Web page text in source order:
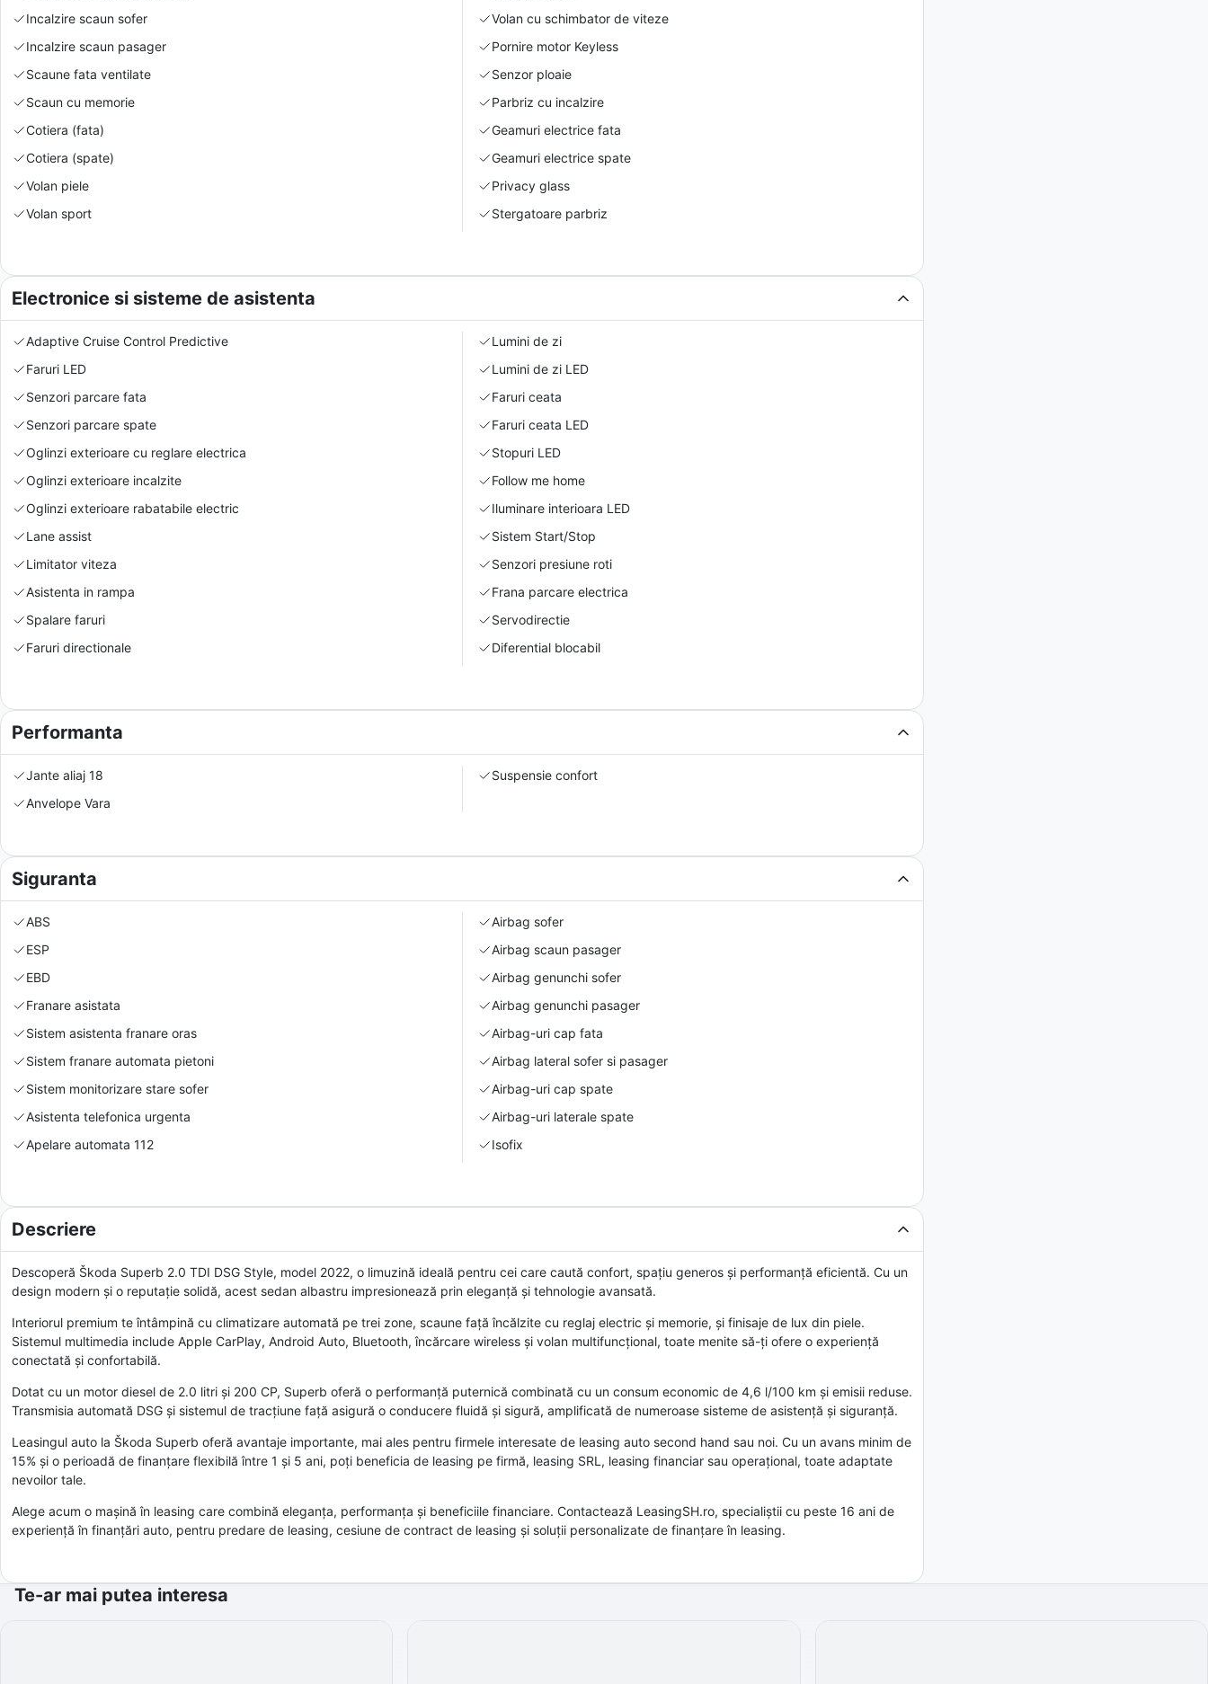
Incalzire scaun sofer
Incalzire scaun pasager
Scaune fata ventilate
Scaun cu memorie
Cotiera (fata)
Cotiera (spate)
Volan piele
Volan sport
Volan cu schimbator de viteze
Pornire motor Keyless
Senzor ploaie
Parbriz cu incalzire
Geamuri electrice fata
Geamuri electrice spate
Privacy glass
Stergatoare parbriz
Electronice si sisteme de asistenta
Adaptive Cruise Control Predictive
Faruri LED
Senzori parcare fata
Senzori parcare spate
Oglinzi exterioare cu reglare electrica
Oglinzi exterioare incalzite
Oglinzi exterioare rabatabile electric
Lane assist
Limitator viteza
Asistenta in rampa
Spalare faruri
Faruri directionale
Lumini de zi
Lumini de zi LED
Faruri ceata
Faruri ceata LED
Stopuri LED
Follow me home
Iluminare interioara LED
Sistem Start/Stop
Senzori presiune roti
Frana parcare electrica
Servodirectie
Diferential blocabil
Performanta
Jante aliaj 18
Anvelope Vara
Suspensie confort
Siguranta
ABS
ESP
EBD
Franare asistata
Sistem asistenta franare oras
Sistem franare automata pietoni
Sistem monitorizare stare sofer
Asistenta telefonica urgenta
Apelare automata 112
Airbag sofer
Airbag scaun pasager
Airbag genunchi sofer
Airbag genunchi pasager
Airbag-uri cap fata
Airbag lateral sofer si pasager
Airbag-uri cap spate
Airbag-uri laterale spate
Isofix
Descriere
Descoperă Škoda Superb 2.0 TDI DSG Style, model 2022, o limuzină ideală pentru cei care caută confort, spațiu generos și performanță eficientă. Cu un
design modern și o reputație solidă, acest sedan albastru impresionează prin eleganță și tehnologie avansată.
Interiorul premium te întâmpină cu climatizare automată pe trei zone, scaune față încălzite cu reglaj electric și memorie, și finisaje de lux din piele.
Sistemul multimedia include Apple CarPlay, Android Auto, Bluetooth, încărcare wireless și volan multifuncțional, toate menite să-ți ofere o experiență
conectată și confortabilă.
Dotat cu un motor diesel de 2.0 litri și 200 CP, Superb oferă o performanță puternică combinată cu un consum economic de 4,6 l/100 km și emisii reduse.
Transmisia automată DSG și sistemul de tracțiune față asigură o conducere fluidă și sigură, amplificată de numeroase sisteme de asistență și siguranță.
Leasingul auto la Škoda Superb oferă avantaje importante, mai ales pentru firmele interesate de leasing auto second hand sau noi. Cu un avans minim de
15% și o perioadă de finanțare flexibilă între 1 și 5 ani, poți beneficia de leasing pe firmă, leasing SRL, leasing financiar sau operațional, toate adaptate
nevoilor tale.
Alege acum o mașină în leasing care combină eleganța, performanța și beneficiile financiare. Contactează LeasingSH.ro, specialiștii cu peste 16 ani de
experiență în finanțări auto, pentru predare de leasing, cesiune de contract de leasing și soluții personalizate de finanțare în leasing.
Te-ar mai putea interesa